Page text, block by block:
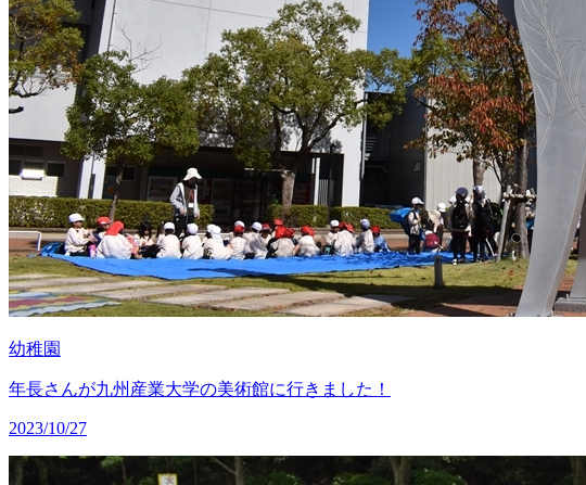
幼稚園
年長さんが九州産業大学の美術館に行きました！
2023/10/27